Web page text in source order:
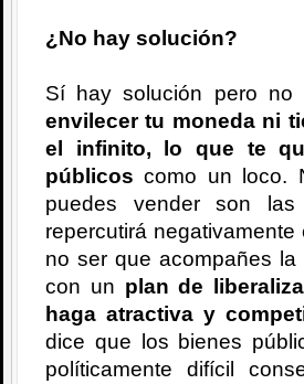
¿No hay solución?
Sí hay solución pero
envilecer tu moneda ni
el infinito, lo que te
públicos como un loco.
puedes vender son
repercutirá
no ser que acompañes
con un plan de
haga atractiva y
dice que los bienes
políticamente difícil